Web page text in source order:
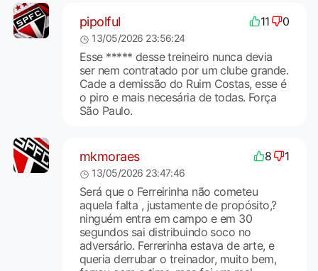
pipolful 11 0
13/05/2026 23:56:24
Esse ***** desse treineiro nunca devia
ser nem contratado por um clube grande.
Cade a demissão do Ruim Costas, esse é
o piro e mais necesária de todas. Força
São Paulo.
mkmoraes 8 1
13/05/2026 23:47:46
Será que o Ferreirinha não cometeu
aquela falta , justamente de propósito,?
ninguém entra em campo e em 30
segundos sai distribuindo soco no
adversário. Ferrerinha estava de arte, e
queria derrubar o treinador, muito bem,